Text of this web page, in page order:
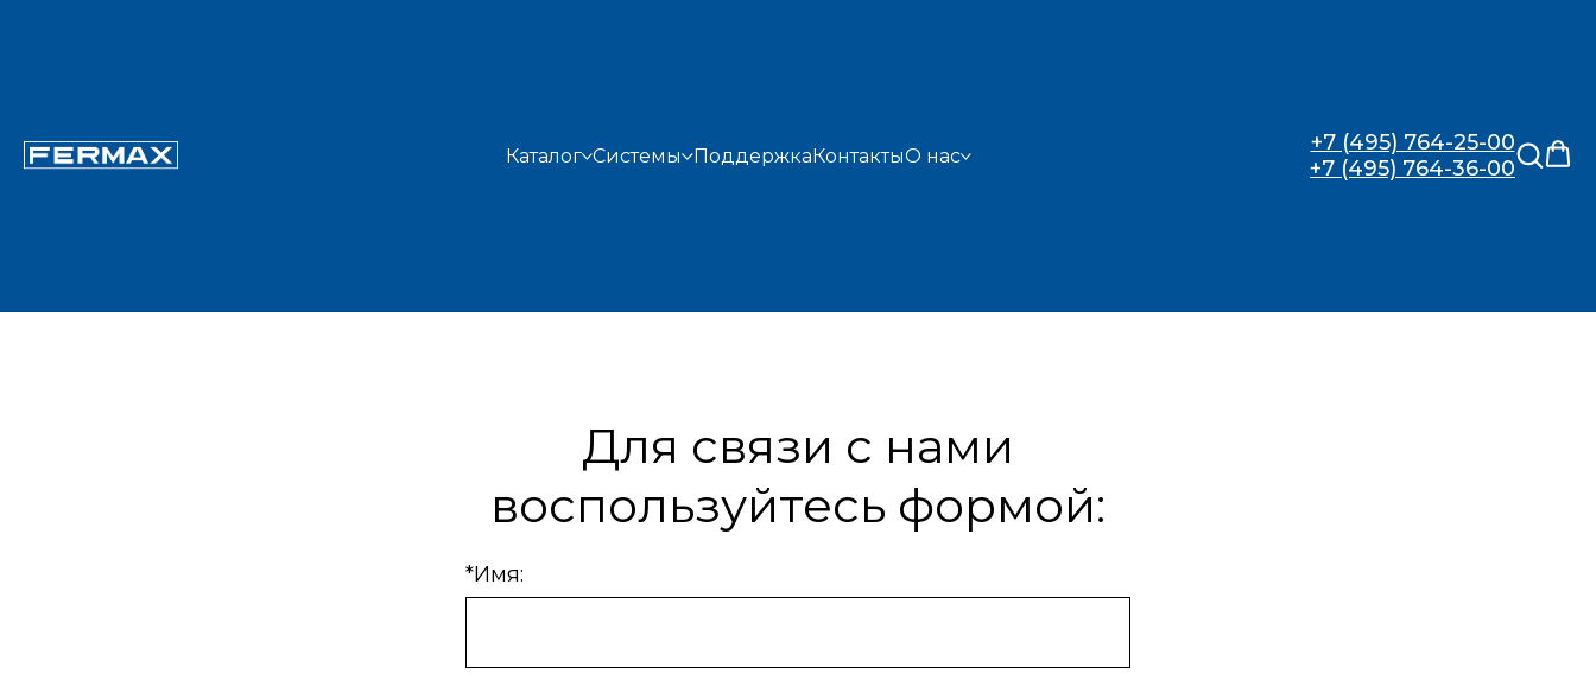
Каталог Системы ПоддержкаКонтактыО нас
+7 (495) 764-25-00
+7 (495) 764-36-00
Для связи с нами
воспользуйтесь формой:
*Имя: